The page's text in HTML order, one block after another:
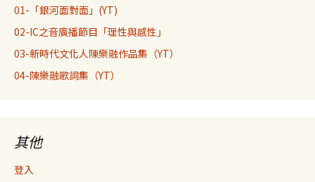
01-「銀河面對面」(YT)
02-IC之音廣播節目「理性與感性」
03-新時代文化人陳樂融作品集（YT）
04-陳樂融歌詞集（YT）
其他
登入